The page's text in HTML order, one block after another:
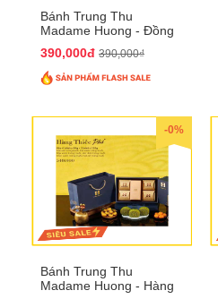
Bánh Trung Thu
Madame Huong - Đồng
390,000đ 390,000₫
-0%
Bánh Trung Thu
Madame Huong - Hàng